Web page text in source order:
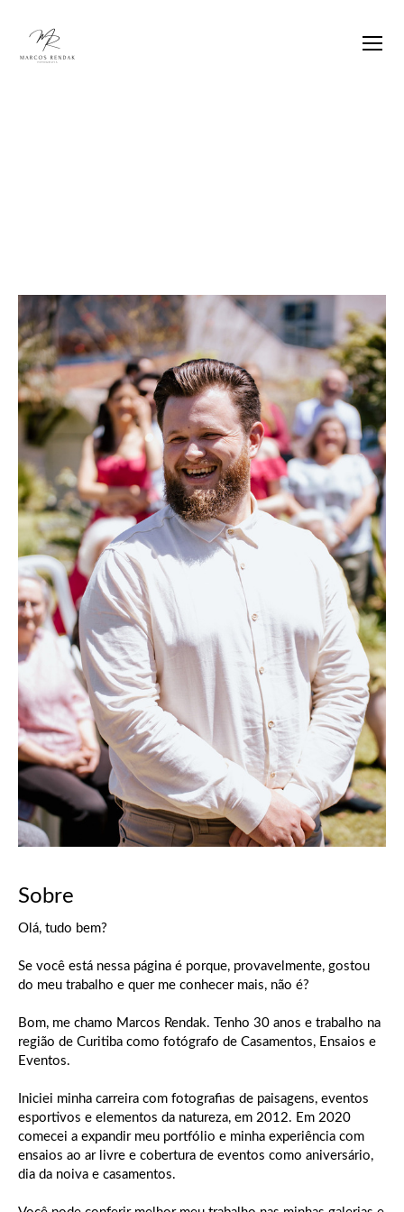
Sobre
Olá, tudo bem?
Se você está nessa página é porque, provavelmente, gostou
do meu trabalho e quer me conhecer mais, não é?
Bom, me chamo Marcos Rendak. Tenho 30 anos e trabalho na
região de Curitiba como fotógrafo de Casamentos, Ensaios e
Eventos.
Iniciei minha carreira com fotografias de paisagens, eventos
esportivos e elementos da natureza, em 2012. Em 2020
comecei a expandir meu portfólio e minha experiência com
ensaios ao ar livre e cobertura de eventos como aniversário,
dia da noiva e casamentos.